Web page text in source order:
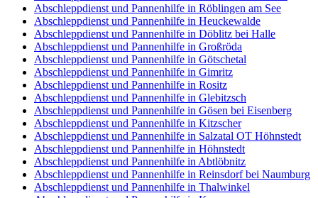
Abschleppdienst und Pannenhilfe in Röblingen am See
Abschleppdienst und Pannenhilfe in Heuckewalde
Abschleppdienst und Pannenhilfe in Döblitz bei Halle
Abschleppdienst und Pannenhilfe in Großröda
Abschleppdienst und Pannenhilfe in Götschetal
Abschleppdienst und Pannenhilfe in Gimritz
Abschleppdienst und Pannenhilfe in Rositz
Abschleppdienst und Pannenhilfe in Glebitzsch
Abschleppdienst und Pannenhilfe in Gösen bei Eisenberg
Abschleppdienst und Pannenhilfe in Kitzscher
Abschleppdienst und Pannenhilfe in Salzatal OT Höhnstedt
Abschleppdienst und Pannenhilfe in Höhnstedt
Abschleppdienst und Pannenhilfe in Abtlöbnitz
Abschleppdienst und Pannenhilfe in Reinsdorf bei Naumburg
Abschleppdienst und Pannenhilfe in Thalwinkel